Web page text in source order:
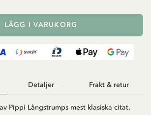
LÄGG I VARUKORG
Detaljer Frakt & retur
Pippi Långstrumps mest klasiska citat.